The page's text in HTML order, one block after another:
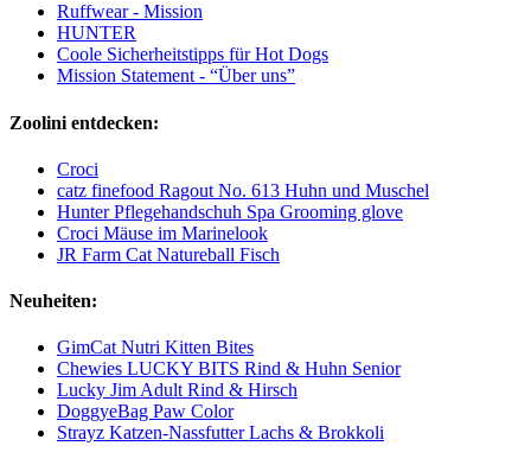
Ruffwear - Mission
HUNTER
Coole Sicherheitstipps für Hot Dogs
Mission Statement - “Über uns”
Zoolini entdecken:
Croci
catz finefood Ragout No. 613 Huhn und Muschel
Hunter Pflegehandschuh Spa Grooming glove
Croci Mäuse im Marinelook
JR Farm Cat Natureball Fisch
Neuheiten:
GimCat Nutri Kitten Bites
Chewies LUCKY BITS Rind & Huhn Senior
Lucky Jim Adult Rind & Hirsch
DoggyeBag Paw Color
Strayz Katzen-Nassfutter Lachs & Brokkoli